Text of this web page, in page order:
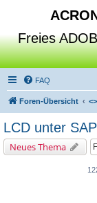
Freies
FAQ
Foren-Übersicht <>
LCD unter SAP
Neues Thema